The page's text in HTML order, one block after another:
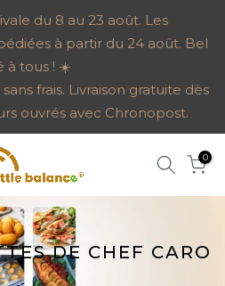
du 8 au 23 août. Les
à partir du 24 août. Bel
à tous ! ☀️
frais. Livraison gratuite dès
ouvrés avec Chronopost.
0
DE CHEF CARO